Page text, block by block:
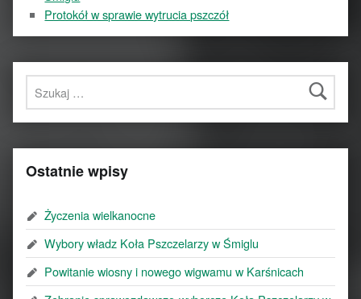
Protokół w sprawie wytrucia pszczół
Szukaj:
Ostatnie wpisy
Życzenia wielkanocne
Wybory władz Koła Pszczelarzy w Śmiglu
Powitanie wiosny i nowego wigwamu w Karśnicach